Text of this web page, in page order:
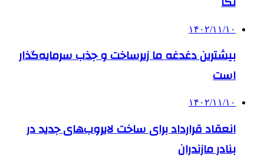
۱۴۰۲/۱۱/۱۰
بیشترین دغدغه ما زیرساخت و جذب سرمایه‌گذار
است
۱۴۰۲/۱۱/۱۰
انعقاد قرارداد برای ساخت لایروب‌های جدید در
بنادر مازندران